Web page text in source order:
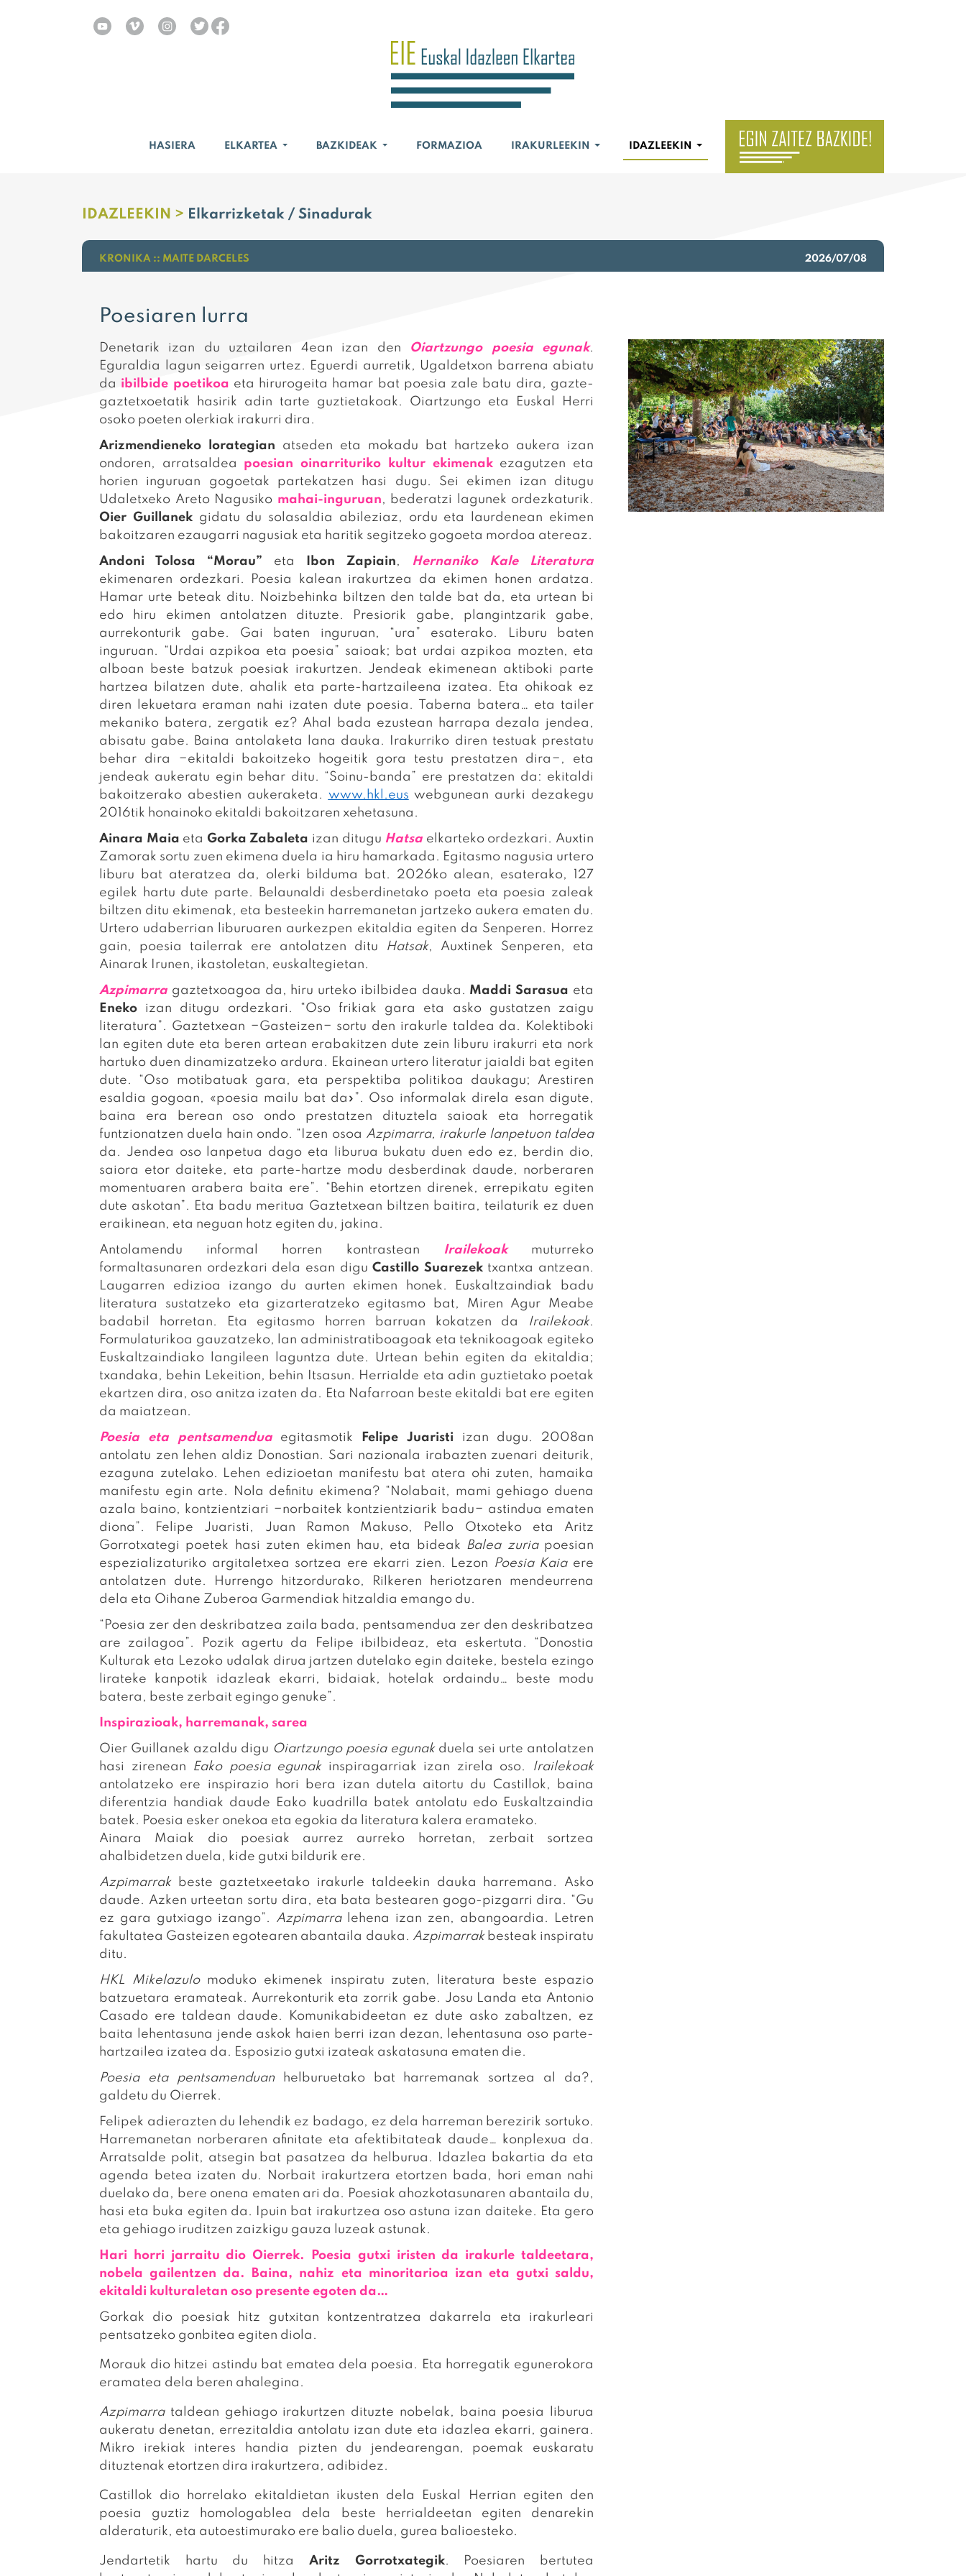
HASIERA ELKARTEA BAZKIDEAK FORMAZIOA IRAKURLEEKIN IDAZLEEKIN
IDAZLEEKIN > Elkarrizketak / Sinadurak
KRONIKA :: MAITE DARCELES 2026/07/08
Poesiaren lurra
Denetarik izan du uztailaren 4ean izan den Oiartzungo poesia egunak.
Eguraldia lagun seigarren urtez. Eguerdi aurretik, Ugaldetxon barrena abiatu
da ibilbide poetikoa eta hirurogeita hamar bat poesia zale batu dira, gazte-
gaztetxoetatik hasirik adin tarte guztietakoak. Oiartzungo eta Euskal Herri
osoko poeten olerkiak irakurri dira.
Arizmendieneko lorategian atseden eta mokadu bat hartzeko aukera izan
ondoren, arratsaldea poesian oinarrituriko kultur ekimenakezagutzen eta
horien inguruan gogoetak partekatzen hasi dugu. Sei ekimen izan ditugu
Udaletxeko Areto Nagusiko mahai-inguruan, bederatzi lagunek ordezkaturik.
Oier Guillanekgidatu du solasaldia abileziaz, ordu eta laurdenean ekimen
bakoitzaren ezaugarri nagusiak eta haritik segitzeko gogoeta mordoa atereaz.
Andoni Tolosa “Morau” eta Ibon Zapiain,
Hernaniko Kale Literatura
ekimenaren ordezkari. Poesia kalean irakurtzea da ekimen honen ardatza.
Hamar urte beteak ditu. Noizbehinka biltzen den talde bat da, eta urtean bi
edo hiru ekimen antolatzen dituzte. Presiorik gabe, plangintzarik gabe,
aurrekonturik gabe. Gai baten inguruan, “ura” esaterako. Liburu baten
inguruan. “Urdai azpikoa eta poesia” saioak; bat urdai azpikoa mozten, eta
alboan beste batzuk poesiak irakurtzen. Jendeak ekimenean aktiboki parte
hartzea bilatzen dute, ahalik eta parte-hartzaileena izatea. Eta ohikoak ez
diren lekuetara eraman nahi izaten dute poesia. Taberna batera… eta tailer
mekaniko batera, zergatik ez? Ahal bada ezustean harrapa dezala jendea,
abisatu gabe. Baina antolaketa lana dauka. Irakurriko diren testuak prestatu
behar dira −ekitaldi bakoitzeko hogeitik gora testu prestatzen dira−, eta
jendeak aukeratu egin behar ditu. “Soinu-banda” ere prestatzen da: ekitaldi
bakoitzerako abestien aukeraketa. www.hkl.eus webgunean aurki dezakegu
2016tik honainoko ekitaldi bakoitzaren xehetasuna.
Ainara Maia eta Gorka Zabaleta izan ditugu Hatsa elkarteko ordezkari. Auxtin
Zamorak sortu zuen ekimena duela ia hiru hamarkada. Egitasmo nagusia urtero
liburu bat ateratzea da, olerki bilduma bat. 2026ko alean, esaterako, 127
egilek hartu dute parte. Belaunaldi desberdinetako poeta eta poesia zaleak
biltzen ditu ekimenak, eta besteekin harremanetan jartzeko aukera ematen du.
Urtero udaberrian liburuaren aurkezpen ekitaldia egiten da Senperen. Horrez
gain, poesia tailerrak ere antolatzen ditu
Hatsak, Auxtinek Senperen, eta
Ainarak Irunen, ikastoletan, euskaltegietan.
Azpimarra gaztetxoagoa da, hiru urteko ibilbidea dauka. Maddi Sarasua eta
Eneko izan ditugu ordezkari. “Oso frikiak gara eta asko gustatzen zaigu
literatura”. Gaztetxean −Gasteizen− sortu den irakurle taldea da. Kolektiboki
lan egiten dute eta beren artean erabakitzen dute zein liburu irakurri eta nork
hartuko duen dinamizatzeko ardura. Ekainean urtero literatur jaialdi bat egiten
dute. “Oso motibatuak gara, eta perspektiba politikoa daukagu; Arestiren
esaldia gogoan, «poesia mailu bat da»”. Oso informalak direla esan digute,
baina era berean oso ondo prestatzen dituztela saioak eta horregatik
funtzionatzen duela hain ondo. “Izen osoa Azpimarra, irakurle lanpetuon taldea
da. Jendea oso lanpetua dago eta liburua bukatu duen edo ez, berdin dio,
saiora etor daiteke, eta parte-hartze modu desberdinak daude, norberaren
momentuaren arabera baita ere”. “Behin etortzen direnek, errepikatu egiten
dute askotan”. Eta badu meritua Gaztetxean biltzen baitira, teilaturik ez duen
eraikinean, eta neguan hotz egiten du, jakina.
Antolamendu informal horren kontrastean
Irailekoakmuturreko
formaltasunaren ordezkari dela esan diguCastillo Suarezek txantxa antzean.
Laugarren edizioa izango du aurten ekimen honek. Euskaltzaindiak badu
literatura sustatzeko eta gizarteratzeko egitasmo bat, Miren Agur Meabe
badabil horretan. Eta egitasmo horren barruan kokatzen da
Irailekoak.
Formulaturikoa gauzatzeko, lan administratiboagoak eta teknikoagoak egiteko
Euskaltzaindiako langileen laguntza dute. Urtean behin egiten da ekitaldia;
txandaka, behin Lekeition, behin Itsasun. Herrialde eta adin guztietako poetak
ekartzen dira, oso anitza izaten da. Eta Nafarroan beste ekitaldi bat ere egiten
da maiatzean.
Poesia eta pentsamendua
egitasmotik Felipe Juaristi izan dugu. 2008an
antolatu zen lehen aldiz Donostian. Sari nazionala irabazten zuenari deiturik,
ezaguna zutelako. Lehen edizioetan manifestu bat atera ohi zuten, hamaika
manifestu egin arte. Nola definitu ekimena? “Nolabait, mami gehiago duena
azala baino, kontzientziari −norbaitek kontzientziarik badu− astindua ematen
diona”. Felipe Juaristi, Juan Ramon Makuso, Pello Otxoteko eta Aritz
Gorrotxategi poetek hasi zuten ekimen hau, eta bideak Balea zuriapoesian
espezializaturiko argitaletxea sortzea ere ekarri zien. Lezon
Poesia Kaiaere
antolatzen dute. Hurrengo hitzordurako, Rilkeren heriotzaren mendeurrena
dela eta Oihane Zuberoa Garmendiak hitzaldia emango du.
“Poesia zer den deskribatzea zaila bada, pentsamendua zer den deskribatzea
are zailagoa”. Pozik agertu da Felipe ibilbideaz, eta eskertuta. “Donostia
Kulturak eta Lezoko udalak dirua jartzen dutelako egin daiteke, bestela ezingo
lirateke kanpotik idazleak ekarri, bidaiak, hotelak ordaindu… beste modu
batera, beste zerbait egingo genuke”.
Inspirazioak, harremanak, sarea
Oier Guillanek azaldu digu Oiartzungo poesia egunakduela sei urte antolatzen
hasi zirenean
Eako poesia egunakinspiragarriak izan zirela oso.
Irailekoak
antolatzeko ere inspirazio hori bera izan dutela aitortu du Castillok, baina
diferentzia handiak daude Eako kuadrilla batek antolatu edo Euskaltzaindia
batek. Poesia esker onekoa eta egokia da literatura kalera eramateko.
Ainara Maiak dio poesiak aurrez aurreko horretan, zerbait sortzea
ahalbidetzen duela, kide gutxi bildurik ere.
Azpimarrakbeste gaztetxeetako irakurle taldeekin dauka harremana. Asko
daude. Azken urteetan sortu dira, eta bata bestearen gogo-pizgarri dira. “Gu
ez gara gutxiago izango”. Azpimarralehena izan zen, abangoardia. Letren
fakultatea Gasteizen egotearen abantaila dauka. Azpimarrakbesteak inspiratu
ditu.
HKL
Mikelazulomoduko ekimenek inspiratu zuten, literatura beste espazio
batzuetara eramateak. Aurrekonturik eta zorrik gabe. Josu Landa eta Antonio
Casado ere taldean daude. Komunikabideetan ez dute asko zabaltzen, ez
baita lehentasuna jende askok haien berri izan dezan, lehentasuna oso parte-
hartzailea izatea da. Esposizio gutxi izateak askatasuna ematen die.
Poesia eta pentsamenduanhelburuetako bat harremanak sortzea al da?,
galdetu du Oierrek.
Felipek adierazten du lehendik ez badago, ez dela harreman berezirik sortuko.
Harremanetan norberaren afinitate eta afektibitateak daude… konplexua da.
Arratsalde polit, atsegin bat pasatzea da helburua. Idazlea bakartia da eta
agenda betea izaten du. Norbait irakurtzera etortzen bada, hori eman nahi
duelako da, bere onena ematen ari da. Poesiak ahozkotasunaren abantaila du,
hasi eta buka egiten da. Ipuin bat irakurtzea oso astuna izan daiteke. Eta gero
eta gehiago iruditzen zaizkigu gauza luzeak astunak.
Hari horri jarraitu dio Oierrek. Poesia gutxi iristen da irakurle taldeetara,
nobela gailentzen da. Baina, nahiz eta minoritarioa izan eta gutxi saldu,
ekitaldi kulturaletan oso presente egoten da…
Gorkak dio poesiak hitz gutxitan kontzentratzea dakarrela eta irakurleari
pentsatzeko gonbitea egiten diola.
Morauk dio hitzei astindu bat ematea dela poesia. Eta horregatik egunerokora
eramatea dela beren ahalegina.
Azpimarrataldean gehiago irakurtzen dituzte nobelak, baina poesia liburua
aukeratu denetan, errezitaldia antolatu izan dute eta idazlea ekarri, gainera.
Mikro irekiak interes handia pizten du jendearengan, poemak euskaratu
dituztenak etortzen dira irakurtzera, adibidez.
Castillok dio horrelako ekitaldietan ikusten dela Euskal Herrian egiten den
poesia guztiz homologablea dela beste herrialdeetan egiten denarekin
alderaturik, eta autoestimurako ere balio duela, gurea balioesteko.
Jendartetik hartu du hitza Aritz Gorrotxategik. Poesiaren bertutea